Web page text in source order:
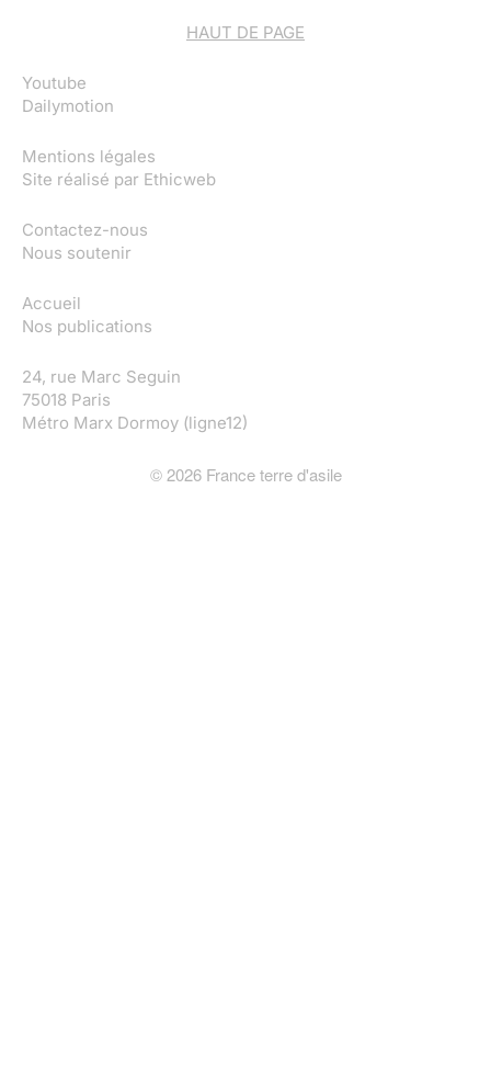
HAUT DE PAGE
Youtube
Dailymotion
Mentions légales
Site réalisé par Ethicweb
Contactez-nous
Nous soutenir
Accueil
Nos publications
24, rue Marc Seguin
75018 Paris
Métro Marx Dormoy (ligne12)
© 2026France terre d'asile